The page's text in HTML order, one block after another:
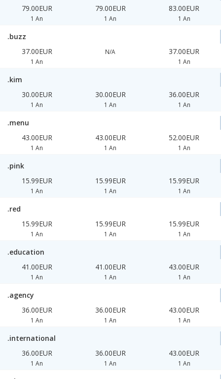
79.00EUR
1 An
79.00EUR
1 An
83.00EUR
1 An
.buzz
37.00EUR
1 An
N/A 37.00EUR
1 An
.kim
30.00EUR
1 An
30.00EUR
1 An
36.00EUR
1 An
.menu
43.00EUR
1 An
43.00EUR
1 An
52.00EUR
1 An
.pink
15.99EUR
1 An
15.99EUR
1 An
15.99EUR
1 An
.red
15.99EUR
1 An
15.99EUR
1 An
15.99EUR
1 An
.education
41.00EUR
1 An
41.00EUR
1 An
43.00EUR
1 An
.agency
36.00EUR
1 An
36.00EUR
1 An
43.00EUR
1 An
.international
36.00EUR
1 An
36.00EUR
1 An
43.00EUR
1 An